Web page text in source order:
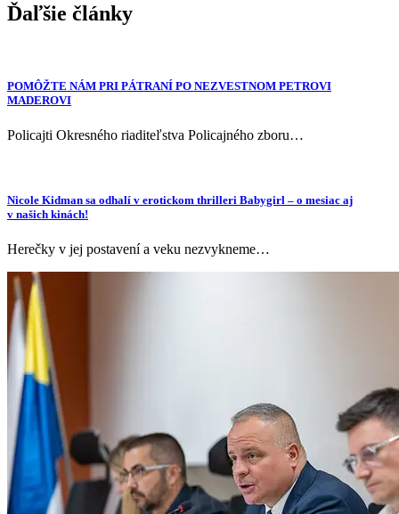
Ďaľšie články
POMÔŽTE NÁM PRI PÁTRANÍ PO NEZVESTNOM PETROVI
MADEROVI
Policajti Okresného riaditeľstva Policajného zboru…
Nicole Kidman sa odhalí v erotickom thrilleri Babygirl – o mesiac aj
v našich kinách!
Herečky v jej postavení a veku nezvykneme…